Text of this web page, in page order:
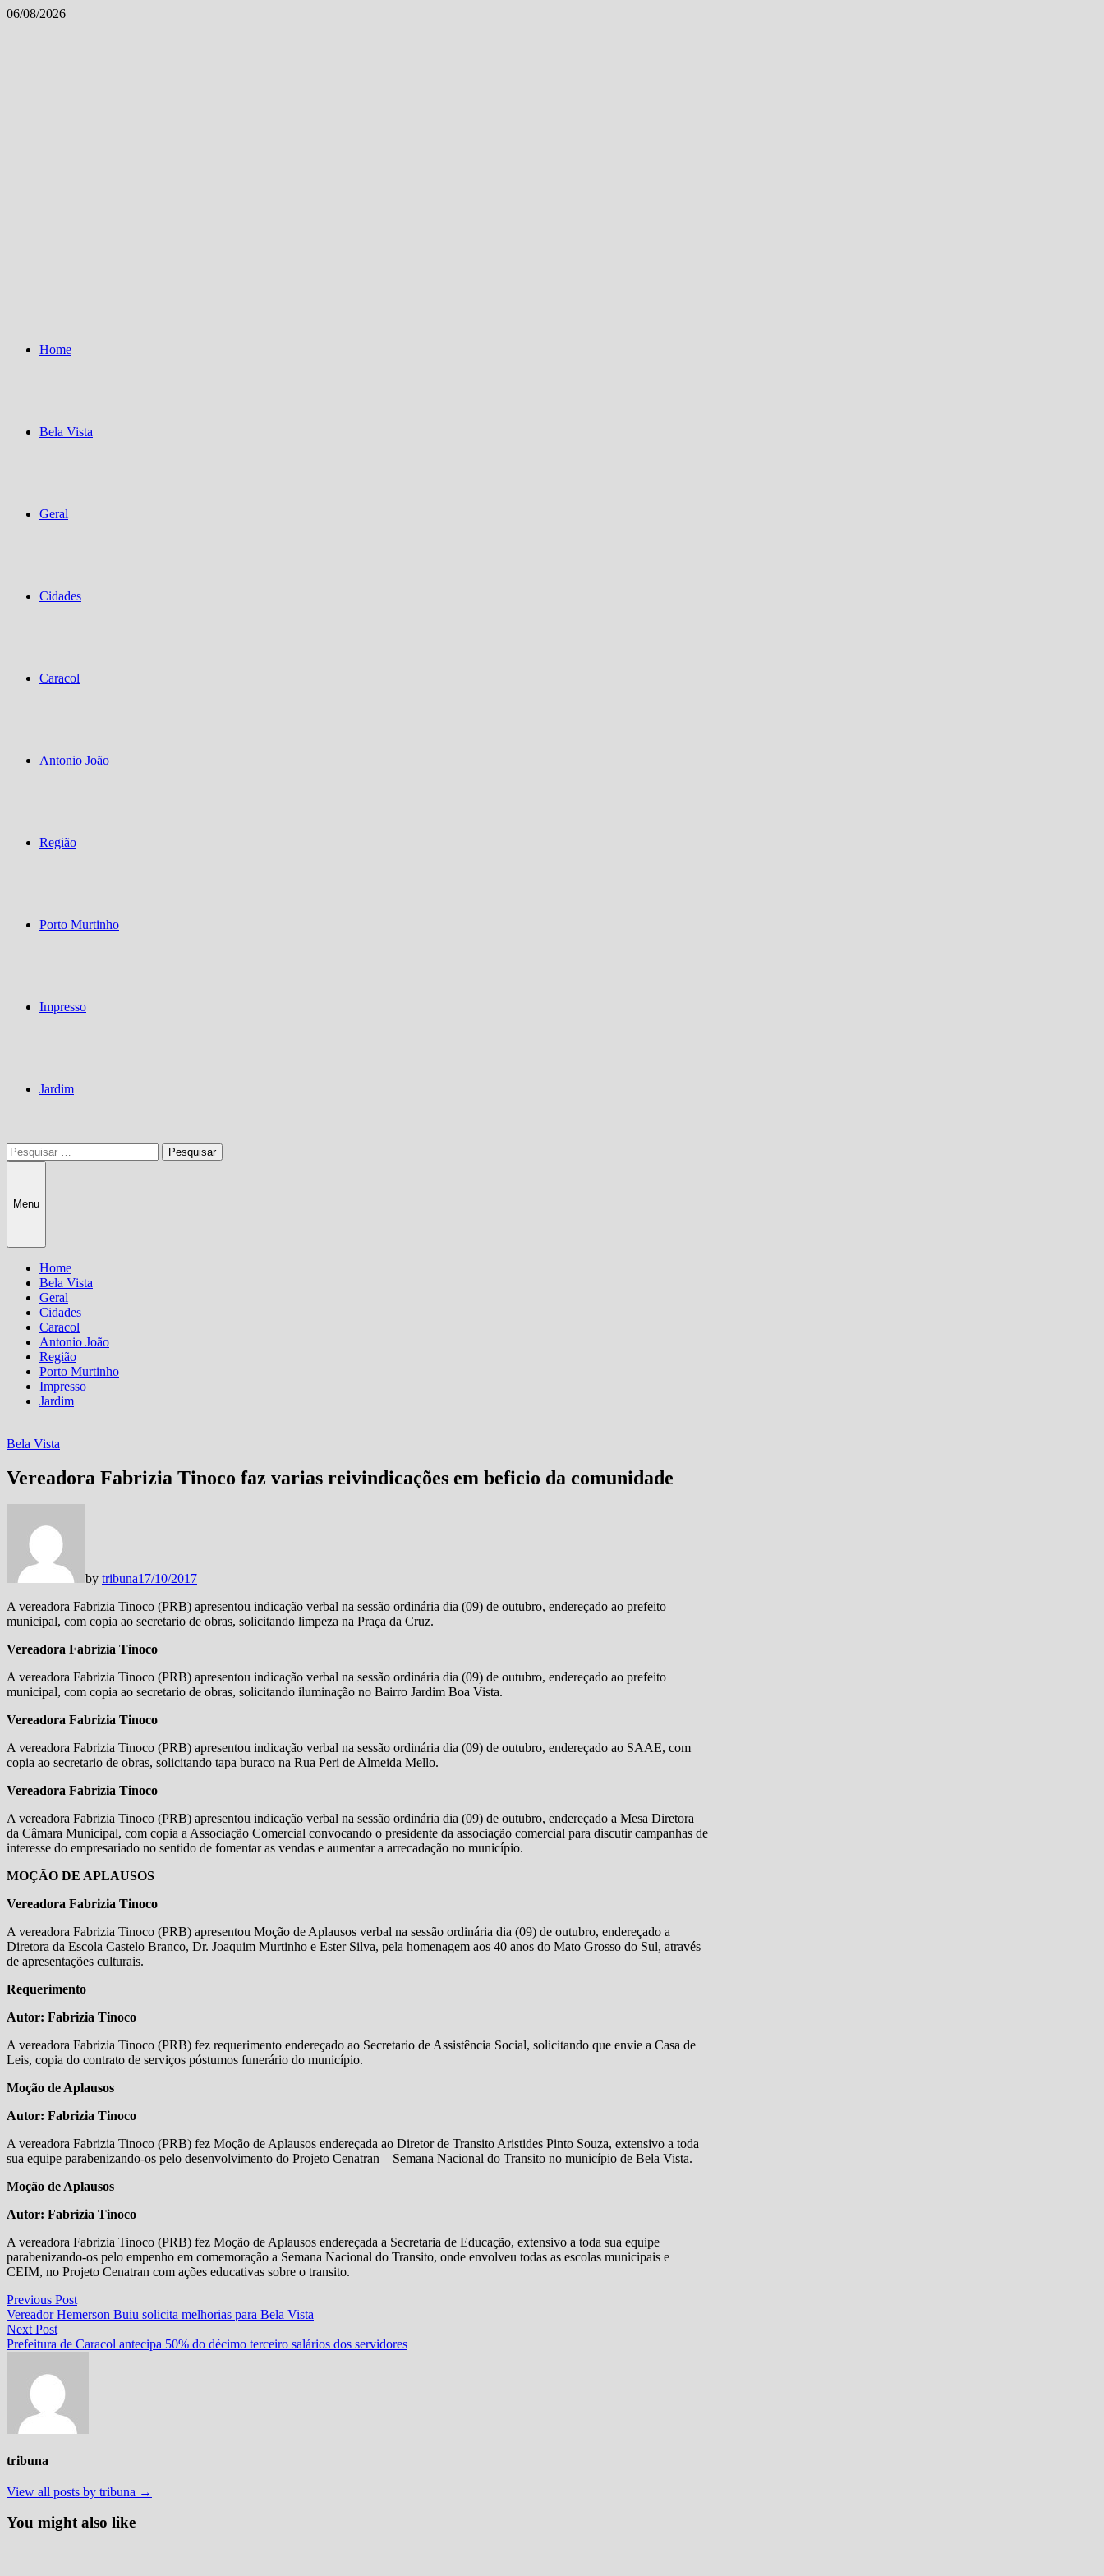
Skip
06/08/2026
Home
Bela Vista
Geral
Cidades
Caracol
Antonio João
Região
Porto Murtinho
Impresso
Jardim
Pesquisar
por:
Menu
Home
Bela Vista
Geral
Cidades
Caracol
Antonio João
Região
Porto Murtinho
Impresso
Jardim
Bela Vista
Vereadora Fabrizia Tinoco faz varias reivindicações em beficio da comunidade
by tribuna17/10/2017
A vereadora Fabrizia Tinoco (PRB) apresentou indicação verbal na sessão ordinária dia (09) de outubro, endereçado ao prefeito
municipal, com copia ao secretario de obras, solicitando limpeza na Praça da Cruz.
Vereadora Fabrizia Tinoco
A vereadora Fabrizia Tinoco (PRB) apresentou indicação verbal na sessão ordinária dia (09) de outubro, endereçado ao prefeito
municipal, com copia ao secretario de obras, solicitando iluminação no Bairro Jardim Boa Vista.
Vereadora Fabrizia Tinoco
A vereadora Fabrizia Tinoco (PRB) apresentou indicação verbal na sessão ordinária dia (09) de outubro, endereçado ao SAAE, com
copia ao secretario de obras, solicitando tapa buraco na Rua Peri de Almeida Mello.
Vereadora Fabrizia Tinoco
A vereadora Fabrizia Tinoco (PRB) apresentou indicação verbal na sessão ordinária dia (09) de outubro, endereçado a Mesa Diretora
da Câmara Municipal, com copia a Associação Comercial convocando o presidente da associação comercial para discutir campanhas de
interesse do empresariado no sentido de fomentar as vendas e aumentar a arrecadação no município.
MOÇÃO DE APLAUSOS
Vereadora Fabrizia Tinoco
A vereadora Fabrizia Tinoco (PRB) apresentou Moção de Aplausos verbal na sessão ordinária dia (09) de outubro, endereçado a
Diretora da Escola Castelo Branco, Dr. Joaquim Murtinho e Ester Silva, pela homenagem aos 40 anos do Mato Grosso do Sul, através
de apresentações culturais.
Requerimento
Autor: Fabrizia Tinoco
A vereadora Fabrizia Tinoco (PRB) fez requerimento endereçado ao Secretario de Assistência Social, solicitando que envie a Casa de
Leis, copia do contrato de serviços póstumos funerário do município.
Moção de Aplausos
Autor: Fabrizia Tinoco
A vereadora Fabrizia Tinoco (PRB) fez Moção de Aplausos endereçada ao Diretor de Transito Aristides Pinto Souza, extensivo a toda
sua equipe parabenizando-os pelo desenvolvimento do Projeto Cenatran – Semana Nacional do Transito no município de Bela Vista.
Moção de Aplausos
Autor: Fabrizia Tinoco
A vereadora Fabrizia Tinoco (PRB) fez Moção de Aplausos endereçada a Secretaria de Educação, extensivo a toda sua equipe
parabenizando-os pelo empenho em comemoração a Semana Nacional do Transito, onde envolveu todas as escolas municipais e
CEIM, no Projeto Cenatran com ações educativas sobre o transito.
Navegação
de
Post
Previous PostPrevious
post:
Vereador Hemerson Buiu solicita melhorias para Bela Vista
Next PostNext
post:
Prefeitura de Caracol antecipa 50% do décimo terceiro salários dos servidores
tribuna
View all posts by tribuna →
You might also like